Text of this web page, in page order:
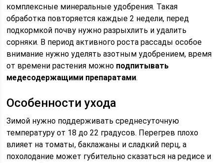
комплексные минеральные удобрения. Такая
обработка повторяется каждые 2 недели, перед
подкормкой почву нужно разрыхлить и удалить
сорняки. В период активного роста рассады особое
внимание нужно уделять азотным удобрением, время
от времени растения можно подпитывать
медесодержащими препаратами.
Особенности ухода
Зимой нужно поддерживать среднесуточную
температуру от 18 до 22 градусов. Перегрев плохо
влияет на томаты, баклажаны и сладкий перц, а
похолодание может губительно сказаться на редисе и